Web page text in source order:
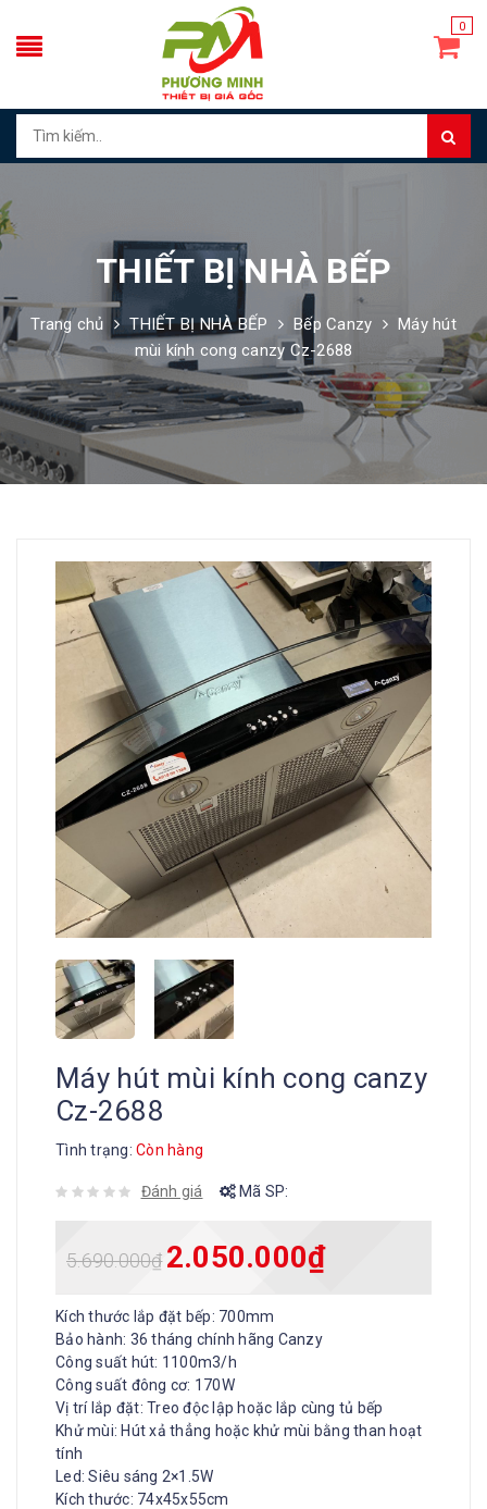
0
THIẾT BỊ NHÀ BẾP
Trang chủ THIẾT BỊ NHÀ BẾP Bếp Canzy
Máy hút
mùi kính cong canzy Cz-2688
Máy hút mùi kính cong canzy
Cz-2688
Tình trạng: Còn hàng
Đánh giá Mã SP:
5.690.000₫ 2.050.000₫
Kích thước lắp đặt bếp: 700mm
Bảo hành: 36 tháng chính hãng Canzy
Công suất hút: 1100m3/h
Công suất đông cơ: 170W
Vị trí lắp đặt: Treo độc lập hoặc lắp cùng tủ bếp
Khử mùi: Hút xả thẳng hoặc khử mùi bằng than hoạt
tính
Led: Siêu sáng 2×1.5W
Kích thước: 74x45x55cm